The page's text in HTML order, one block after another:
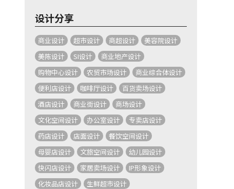
设计分享
商业设计 超市设计 商超设计
美容院设计
美陈设计
SI设计
商业地产设计
购物中心设计
农贸市场设计
商业综合体设计
便利店设计
咖啡厅设计
百货卖场设计
酒店设计
商业街设计
商场设计
文化空间设计
办公室设计
专卖店设计
药店设计
店面设计
餐饮空间设计
母婴店设计
文旅空间设计
幼儿园设计
快闪店设计
家居卖场设计
IP形象设计
化妆品店设计
生鲜超市设计